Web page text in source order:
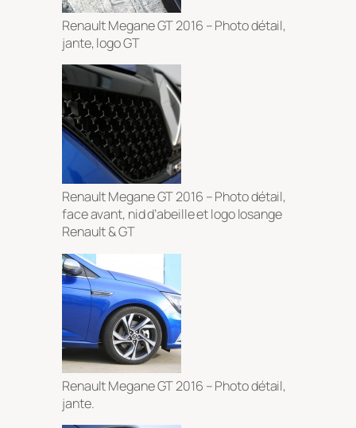
Renault Megane GT 2016 – Photo détail,
jante, logo GT
Renault Megane GT 2016 – Photo détail,
face avant, nid d’abeille et logo losange
Renault & GT
Renault Megane GT 2016 – Photo détail,
jante.